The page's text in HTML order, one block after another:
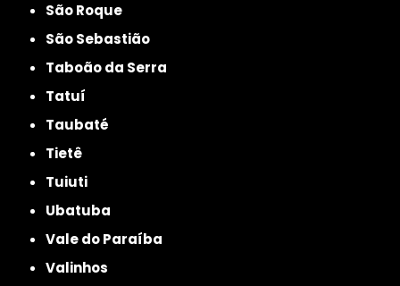
São Roque
São Sebastião
Taboão da Serra
Tatuí
Taubaté
Tietê
Tuiuti
Ubatuba
Vale do Paraíba
Valinhos